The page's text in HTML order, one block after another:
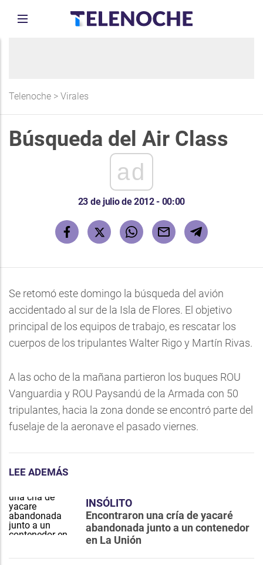
Telenoche > Virales
Búsqueda del Air Class
ad
23 de julio de 2012 - 00:00
Se retomó este domingo la búsqueda del avión
accidentado al sur de la Isla de Flores. El objetivo
principal de los equipos de trabajo, es rescatar los
cuerpos de los tripulantes Walter Rigo y Martín Rivas.
A las ocho de la mañana partieron los buques ROU
Vanguardia y ROU Paysandú de la Armada con 50
tripulantes, hacia la zona donde se encontró parte del
fuselaje de la aeronave el pasado viernes.
LEE ADEMÁS
INSÓLITO
Encontraron una cría de yacaré
abandonada junto a un contenedor
en La Unión